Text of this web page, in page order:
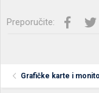
Preporučite:
Grafičke karte i